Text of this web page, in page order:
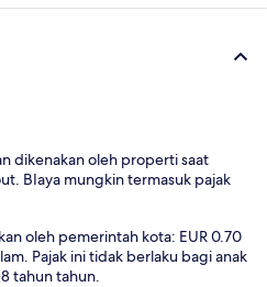
dikenakan oleh properti saat
BIaya mungkin termasuk pajak
oleh pemerintah kota: EUR 0.70
Pajak ini tidak berlaku bagi anak
tahun tahun.